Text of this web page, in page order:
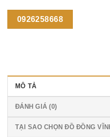
0926258668
MÔ TẢ
ĐÁNH GIÁ (0)
TẠI SAO CHỌN ĐỒ ĐỒNG